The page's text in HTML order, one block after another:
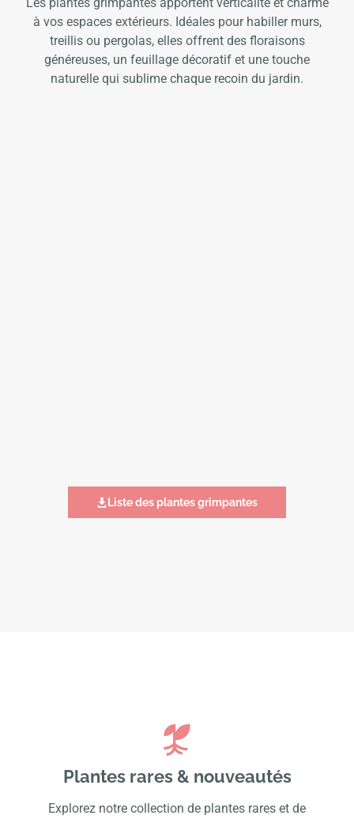
à vos espaces extérieurs. Idéales pour habiller murs,
treillis ou pergolas, elles offrent des floraisons
généreuses, un feuillage décoratif et une touche
naturelle qui sublime chaque recoin du jardin.
Liste des plantes grimpantes
Plantes rares & nouveautés
Explorez notre collection de plantes rares et de